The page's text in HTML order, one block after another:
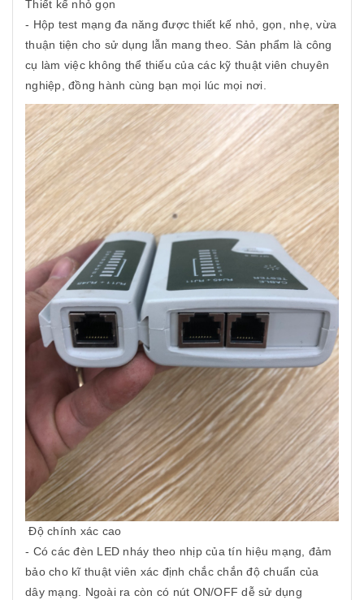
Thiết kế nhỏ gọn
- Hộp test mạng đa năng được thiết kế nhỏ, gọn, nhẹ, vừa
thuận tiện cho sử dụng lẫn mang theo. Sản phẩm là công
cụ làm việc không thể thiếu của các kỹ thuật viên chuyên
nghiệp, đồng hành cùng bạn mọi lúc mọi nơi.
Độ chính xác cao
- Có các đèn LED nháy theo nhịp của tín hiệu mạng, đảm
bảo cho kĩ thuật viên xác định chắc chắn độ chuẩn của
dây mạng. Ngoài ra còn có nút ON/OFF dễ sử dụng